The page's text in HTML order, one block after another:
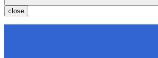
close